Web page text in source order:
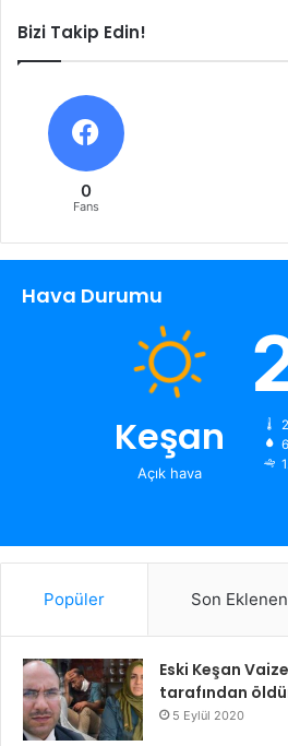
Bizi Takip Edin!
0
Fans
Hava Durumu
Keşan
Açık hava
Popüler Son Eklenen
Eski Keşan
tarafından
5 Eylül 2020